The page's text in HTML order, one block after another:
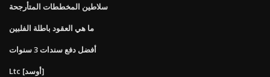
سلاطين المخططات المتأرجحة
ما هي العقود باطلة الفلبين
أفضل دفع سندات 3 سنوات
Ltc [أوسد]